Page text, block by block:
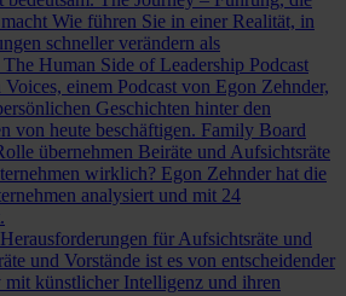
Wie führen Sie in einer Realität, in
schneller verändern als
The Human Side of Leadership Podcast
einem Podcast von Egon Zehnder,
Geschichten hinter den
von heute beschäftigen. Family Board
übernehmen Beiräte und Aufsichtsräte
wirklich? Egon Zehnder hat die
analysiert und mit 24
für Aufsichtsräte und
und Vorstände ist es von entscheidender
mit künstlicher Intelligenz und ihren